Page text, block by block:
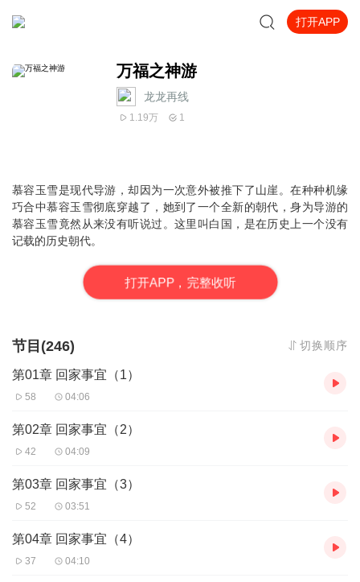
打开APP
万福之神游
龙龙再线
1.19万 1
慕容玉雪是现代导游，却因为一次意外被推下了山崖。在种种机缘
巧合中慕容玉雪彻底穿越了，她到了一个全新的朝代，身为导游的
慕容玉雪竟然从来没有听说过。这里叫白国，是在历史上一个没有
记载的历史朝代。
打开APP，完整收听
节目(246) 切换顺序
第01章 回家事宜（1）
58 04:06
第02章 回家事宜（2）
42 04:09
第03章 回家事宜（3）
52 03:51
第04章 回家事宜（4）
37 04:10